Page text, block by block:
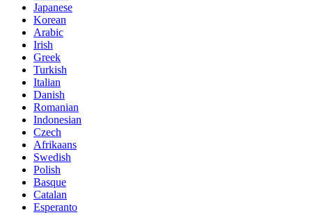
Japanese
Korean
Arabic
Irish
Greek
Turkish
Italian
Danish
Romanian
Indonesian
Czech
Afrikaans
Swedish
Polish
Basque
Catalan
Esperanto